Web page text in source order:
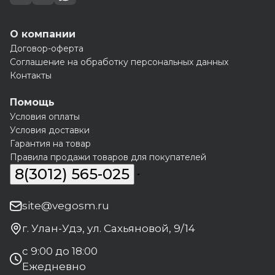
О компании
Договор-оферта
Соглашение на обработку персональных данных
Контакты
Помощь
Условия оплаты
Условия доставки
Гарантия на товар
Правила продажи товаров для покупателей
8(3012) 565-025
site@vegosm.ru
г. Улан-Удэ, ул. Сахьяновой, 9/14
с 9:00 до 18:00
Ежедневно